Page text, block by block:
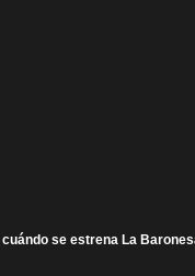
cuándo se estrena La